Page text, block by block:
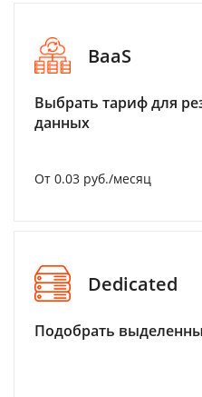
BaaS
Выбрать тариф для
данных
От 0.03 руб./месяц
Dedicated
Подобрать